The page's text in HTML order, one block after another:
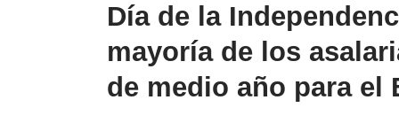
Día de la
mayoría de los
de medio año para el